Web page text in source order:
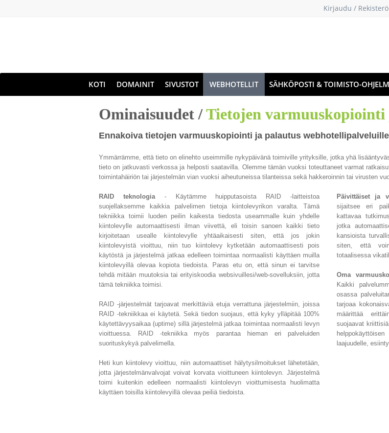
Kirjaudu /
KOTI DOMAINIT SIVUSTOT WEBHOTELLIT SÄHKÖPOSTI & TOIMISTO-
Ominaisuudet /Tietojen varmuuskopiointi
Ennakoiva tietojen varmuuskopiointi ja palautus webhotellipalveluille
Ymmärrämme, että tieto on elinehto useimmille nykypäivänä toimiville yrityksille, jotka yhä
tieto on jatkuvasti verkossa ja helposti saatavilla. Olemme tämän vuoksi toteuttaneet varmat
toimintahäiriön tai järjestelmän vian vuoksi aiheutuneissa tilanteissa sekä hakkeroinnin tai virusten
RAID teknologia- Käytämme huipputasoista RAID -laitteistoa
suojellaksemme kaikkia palvelimen tietoja kiintolevyrikon varalta. Tämä
tekniikka toimii luoden peilin kaikesta tiedosta useammalle kuin yhdelle
kiintolevylle automaattisesti ilman viivettä, eli toisin sanoen kaikki tieto
kirjoitetaan usealle kiintolevylle yhtäaikaisesti siten, että jos jokin
kiintolevyistä vioittuu, niin tuo kiintolevy kytketään automaattisesti pois
käytöstä ja järjestelmä jatkaa edelleen toimintaa normaalisti käyttäen muilla
kiintolevyillä olevaa kopiota tiedoista. Paras etu on, että sinun ei tarvitse
tehdä mitään muutoksia tai erityiskoodia websivuillesi/web-sovelluksiin, jotta
tämä tekniikka toimisi.
RAID -järjestelmät tarjoavat merkittäviä etuja verrattuna järjestelmiin, joissa
RAID -tekniikkaa ei käytetä. Sekä tiedon suojaus, että kyky ylläpitää 100%
käytettävyysaikaa (uptime) sillä järjestelmä jatkaa toimintaa normaalisti levyn
vioittuessa. RAID -tekniikka myös parantaa hieman eri palveluiden
suorituskykyä palvelimella.
Heti kun kiintolevy vioittuu, niin automaattiset hälytysilmoitukset lähetetään,
jotta järjestelmänvalvojat voivat korvata vioittuneen kiintolevyn. Järjestelmä
toimi kuitenkin edelleen normaalisti kiintolevyn vioittumisesta huolimatta
käyttäen toisilla kiintolevyillä olevaa peiliä tiedoista.
Päivittäiset ja
sijaitsee eri
kattavaa
jotka
kansioista
siten, että
totaalisessa
Oma
Kaikki
osassa
tarjoaa
määrittää
suojaavat
laajuudelle,